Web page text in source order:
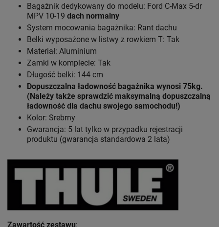
Bagażnik dedykowany do modelu: Ford C-Max 5-dr
MPV 10-19 dach normalny
System mocowania bagażnika: Rant dachu
Belki wyposażone w listwy z rowkiem T: Tak
Materiał: Aluminium
Zamki w komplecie: Tak
Długość belki: 144 cm
Dopuszczalna ładowność bagażnika wynosi 75kg.
(Należy także sprawdzić maksymalną dopuszczalną
ładowność dla dachu swojego samochodu!)
Kolor: Srebrny
Gwarancja: 5 lat tylko w przypadku rejestracji
produktu (gwarancja standardowa 2 lata)
Zawartość zestawu: